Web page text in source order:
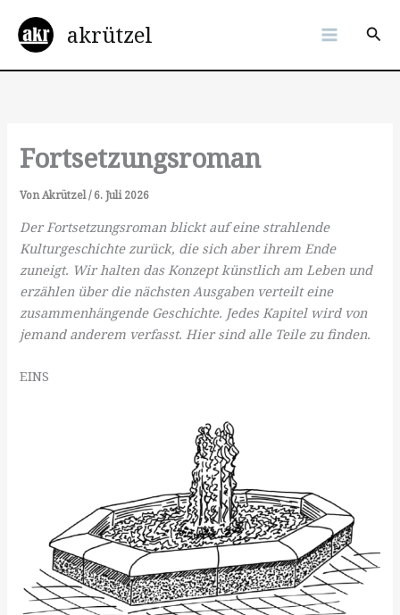
Inhalt
springen
akrützel
Fortsetzungsroman
VonAkrützel/6. Juli 2026
Der Fortsetzungsroman blickt auf eine strahlende
Kulturgeschichte zurück, die sich aber ihrem Ende
zuneigt. Wir halten das Konzept künstlich am Leben und
erzählen über die nächsten Ausgaben verteilt eine
zusammenhängende Geschichte. Jedes Kapitel wird von
jemand anderem verfasst. Hier sind alle Teile zu finden.
EINS